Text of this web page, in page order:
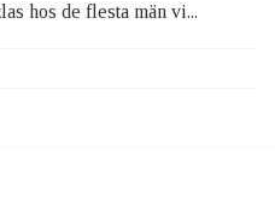
hos de flesta män vi...